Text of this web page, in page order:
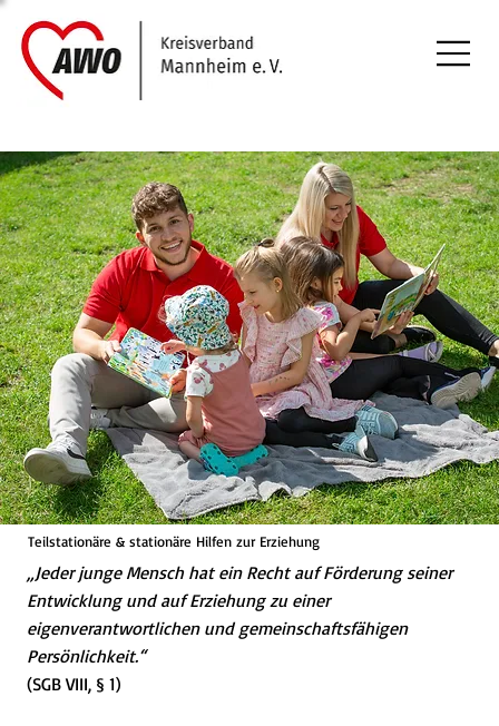
Teilstationäre & stationäre Hilfen zur Erziehung
„Jeder junge Mensch hat ein Recht auf Förderung seiner
Entwicklung und auf Erziehung zu einer
eigenverantwortlichen und gemeinschaftsfähigen
Persönlichkeit.“
(SGB VIII, § 1)